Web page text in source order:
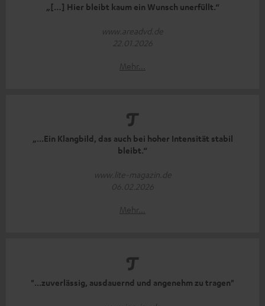
„[…] Hier bleibt kaum ein Wunsch unerfüllt.“
www.areadvd.de
22.01.2026
Mehr...
„...Ein Klangbild, das auch bei hoher Intensität stabil
bleibt.“
www.lite-magazin.de
06.02.2026
Mehr...
"...zuverlässig, ausdauernd und angenehm zu tragen"